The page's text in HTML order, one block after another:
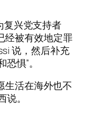
复兴党支持者
经被有效地定罪
说，然后补充
惧”。
生活在海外也不
。